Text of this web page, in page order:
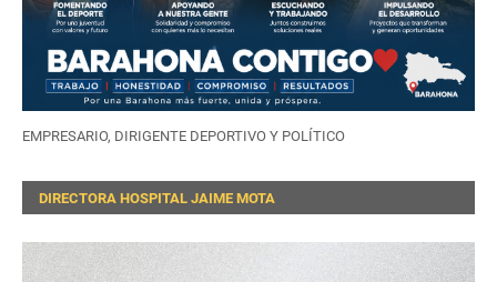
EMPRESARIO, DIRIGENTE DEPORTIVO Y POLÍTICO
DIRECTORA HOSPITAL JAIME MOTA